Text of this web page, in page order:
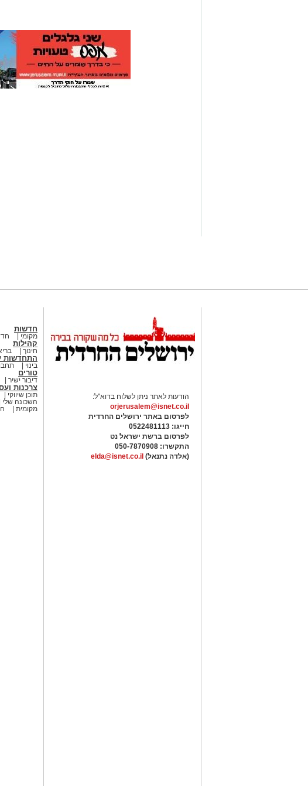
הודעות לאתר ניתן לשלוח בדוא"ל:
orjerusalem@isnet.co.il
לפרסום באתר ירושלים החרדית
חייגו: 0522481113
לפרסום ברשת ישראל נט
התקשרו: 050-7870908
(אלדה נתנאל) elda@isnet.co.il
חדשות
מקומי
קהילות
חינוך
התחדשות
בינוי
טורים
דיבור ישיר
צרכנות
תוכן שיווקי
השכונה שלי
מקומית